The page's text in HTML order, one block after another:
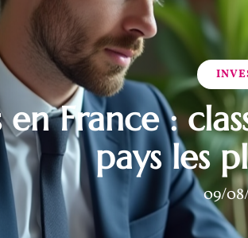
en France :
pays les
09/